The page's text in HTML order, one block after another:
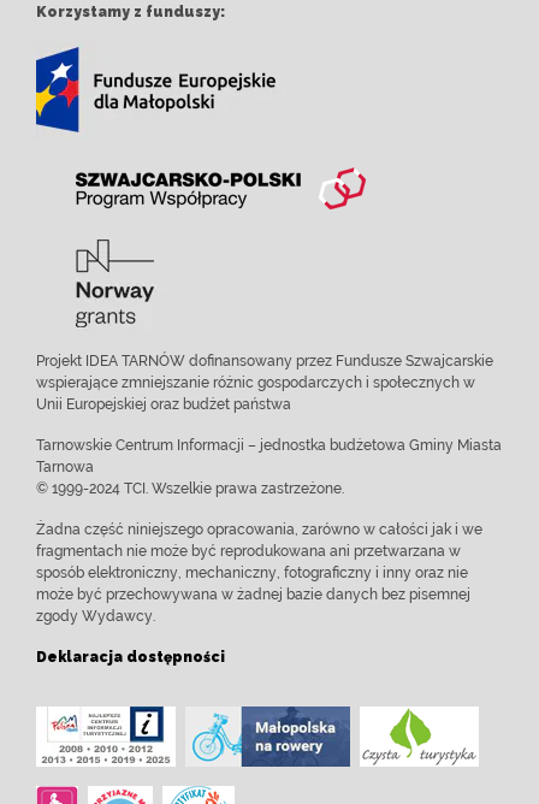
Korzystamy z funduszy:
Projekt IDEA TARNÓW dofinansowany przez Fundusze Szwajcarskie
wspierające zmniejszanie różnic gospodarczych i społecznych w
Unii Europejskiej oraz budżet państwa
Tarnowskie Centrum Informacji – jednostka budżetowa Gminy Miasta
Tarnowa
© 1999-2024 TCI. Wszelkie prawa zastrzeżone.
Żadna część niniejszego opracowania, zarówno w całości jak i we
fragmentach nie może być reprodukowana ani przetwarzana w
sposób elektroniczny, mechaniczny, fotograficzny i inny oraz nie
może być przechowywana w żadnej bazie danych bez pisemnej
zgody Wydawcy.
Deklaracja dostępności